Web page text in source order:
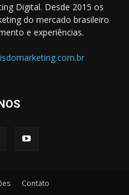
Digital. Desde 2015 os
do mercado brasileiro
e experiências.
Contato